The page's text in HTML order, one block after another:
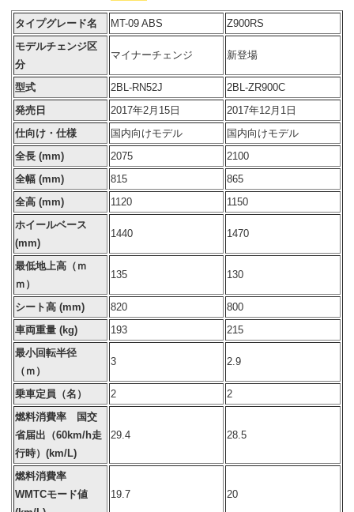
タイプグレード名 MT-09 ABS
Z900RS
モデルチェンジ区
分
マイナーチェンジ 新登場
型式 2BL-RN52J
2BL-ZR900C
発売日
2017年2月15日
2017年12月1日
仕向け・仕様
国内向けモデル
国内向けモデル
全長 (mm)
2075
2100
全幅 (mm)
815
865
全高 (mm)
1120
1150
ホイールベース
(mm)
1440 1470
最低地上高（ｍ
ｍ）
135 130
シート高 (mm) 820
800
車両重量 (kg)
193
215
最小回転半径
（ｍ）
3 2.9
乗車定員（名） 2
2
燃料消費率 国交
省届出（60km/h走
行時）(km/L)
29.4 28.5
燃料消費率
WMTCモード値
19.7 20